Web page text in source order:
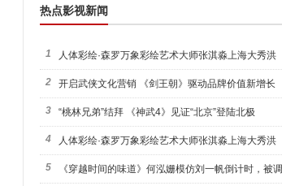
热点影视新闻
1 人体彩绘·森罗万象彩绘艺术大师张淇淼上海大秀洪
荒宇宙
2 开启武侠文化营销 《剑王朝》驱动品牌价值新增长
3 “桃林兄弟”结拜 《神武4》见证“北京”登陆北极
4 人体彩绘·森罗万象彩绘艺术大师张淇淼上海大秀洪
荒宇宙
5 《穿越时间的味道》何泓姗模仿刘一帆倒计时，被调